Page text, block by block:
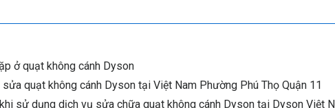
ở quạt không cánh Dyson
quạt không cánh Dyson tại Việt Nam Phường Phú Thọ Quận 11
sử dụng dịch vụ sửa chữa quạt không cánh Dyson tại Dyson Việt